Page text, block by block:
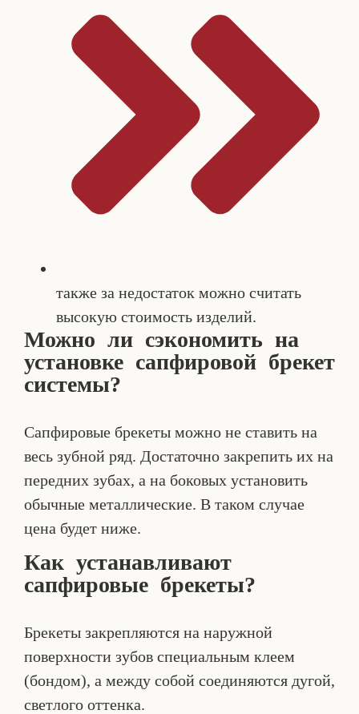
также за недостаток можно считать
высокую стоимость изделий.
Можно ли сэкономить на
установке сапфировой брекет
системы?
Сапфировые брекеты можно не ставить на
весь зубной ряд. Достаточно закрепить их на
передних зубах, а на боковых установить
обычные металлические. В таком случае
цена будет ниже.
Как устанавливают
сапфировые брекеты?
Брекеты закрепляются на наружной
поверхности зубов специальным клеем
(бондом), а между собой соединяются дугой,
светлого оттенка.